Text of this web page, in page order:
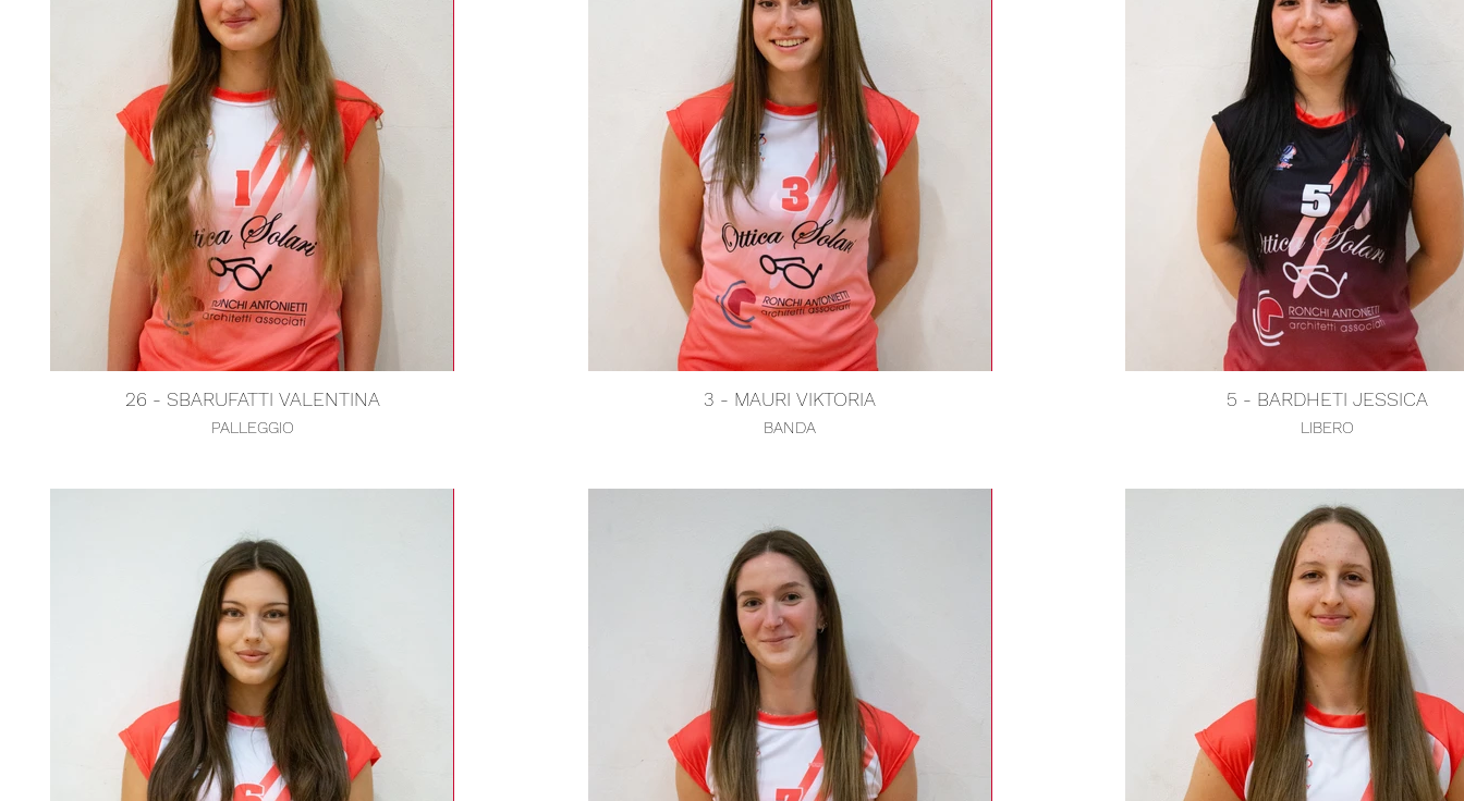
26 - SBARUFATTI VALENTINA
PALLEGGIO
3 - MAURI VIKTORIA
BANDA
5 - BARDHETI JESSICA
LIBERO